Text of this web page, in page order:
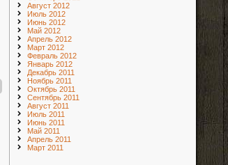
Август 2012
Июль 2012
Июнь 2012
Май 2012
Апрель 2012
Март 2012
Февраль 2012
Январь 2012
Декабрь 2011
Ноябрь 2011
Октябрь 2011
Сентябрь 2011
Август 2011
Июль 2011
Июнь 2011
Май 2011
Апрель 2011
Март 2011